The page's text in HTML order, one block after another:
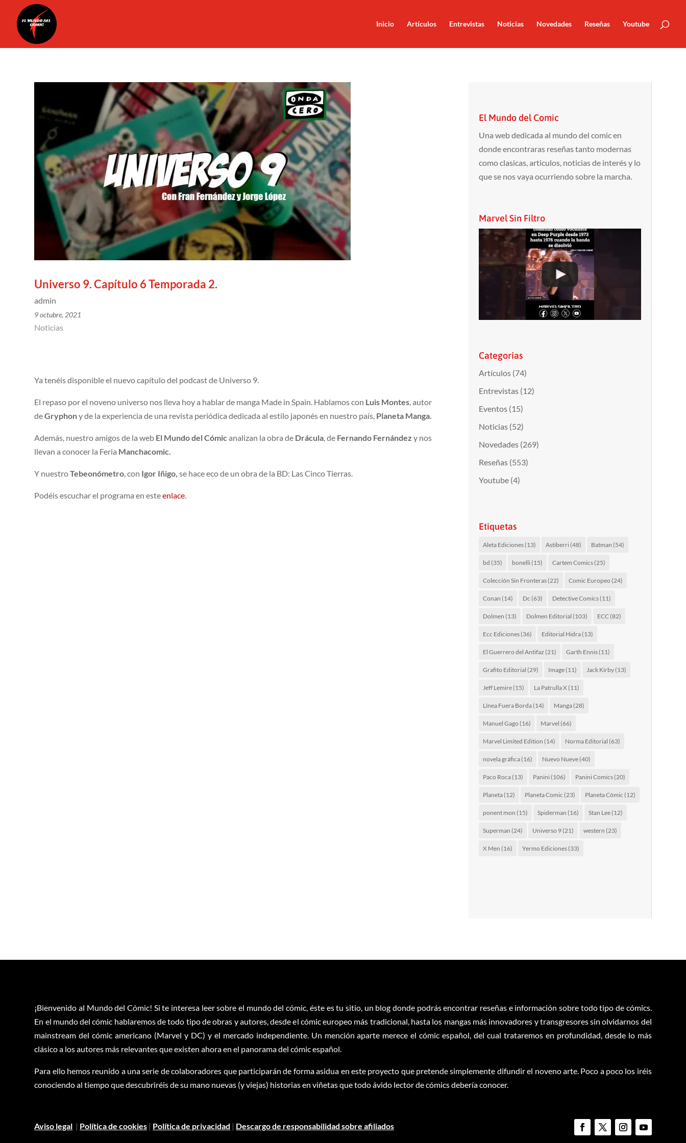
Inicio Artículos Entrevistas Noticias Novedades Reseñas Youtube
Universo 9. Capítulo 6 Temporada 2.
admin
9 octubre, 2021
Noticias
Ya tenéis disponible el nuevo capítulo del podcast de Universo 9.
El repaso por el noveno universo nos lleva hoy a hablar de manga Made in Spain. Hablamos con Luis Montes, autor
deGryphony de la experiencia de una revista periódica dedicada al estilo japonés en nuestro país, Planeta Manga.
Además, nuestro amigos de la web El Mundo del Cómicanalizan la obra de Drácula, de Fernando Fernándezy nos
llevan a conocer la Feria Manchacomic.
Y nuestroTebeonómetro, con Igor Iñigo,se hace eco de un obra de la BD: Las Cinco Tierras.
Podéis escuchar el programa en esteenlace.
El Mundo del Comic
Una web dedicada al mundo del comic en
donde encontraras reseñas tanto modernas
como clasicas, articulos, noticias de interés y lo
que se nos vaya ocurriendo sobre la marcha.
Marvel Sin Filtro
Categorías
Artículos(74)
Entrevistas(12)
Eventos(15)
Noticias(52)
Novedades(269)
Reseñas(553)
Youtube(4)
Etiquetas
Aleta Ediciones(13) Astiberri(48) Batman (54)
bd (35) bonelli(15) Cartem Comics(25)
Colección Sin Fronteras(22) Comic Europeo (24)
Conan (14) Dc (63) Detective Comics(11)
Dolmen (13) Dolmen Editorial (103) ECC(82)
Ecc Ediciones(36) Editorial Hidra(13)
El Guerrero del Antifaz (21) Garth Ennis(11)
Grafito Editorial (29) Image(11) Jack Kirby(13)
Jeff Lemire(15) La Patrulla X(11)
Línea Fuera Borda(14) Manga(28)
Manuel Gago (16) Marvel (66)
Marvel Limited Edition (14) Norma Editorial (63)
novela gráfica(16) Nuevo Nueve(40)
Paco Roca(13) Panini(106) Panini Comics(20)
Planeta(12) Planeta Comic (23) Planeta Cómic (12)
ponent mon (15) Spiderman (16) Stan Lee(12)
Superman (24) Universo 9(21) western (23)
X Men (16) Yermo Ediciones(33)
¡Bienvenido al Mundo del Cómic! Si te interesa leer sobre el mundo del cómic, éste es tu sitio, un blog donde podrás encontrar reseñas e información sobre todo tipo de cómics.
En el mundo del cómic hablaremos de todo tipo de obras y autores, desde el cómic europeo más tradicional, hasta los mangas más innovadores y transgresores sin olvidarnos del
mainstream del cómic americano (Marvel y DC) y el mercado independiente. Un mención aparte merece el cómic español, del cual trataremos en profundidad, desde lo más
clásico a los autores más relevantes que existen ahora en el panorama del cómic español.
Para ello hemos reunido a una serie de colaboradores que participarán de forma asidua en este proyecto que pretende simplemente difundir el noveno arte. Poco a poco los iréis
conociendo al tiempo que descubriréis de su mano nuevas (y viejas) historias en viñetas que todo ávido lector de cómics debería conocer.
Aviso legal | Política de cookies | Política de privacidad | Descargo de responsabilidad sobre afiliados